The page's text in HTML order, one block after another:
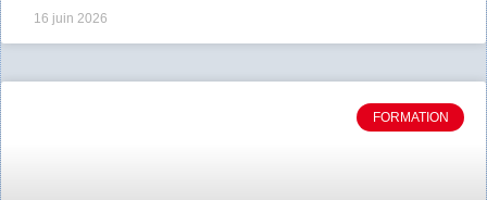
16 juin 2026
FORMATION